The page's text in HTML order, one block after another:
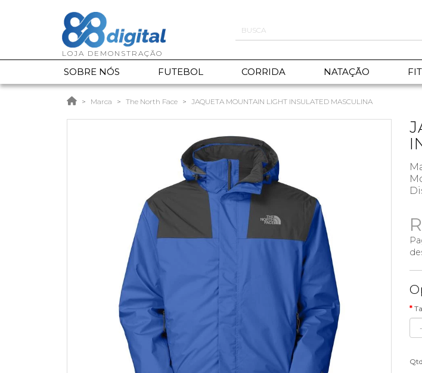
SOBRE NÓS FUTEBOL CORRIDA NATAÇÃO
Marca The North Face JAQUETA MOUNTAIN LIGHT INSULATED MASCULINA
Qtd